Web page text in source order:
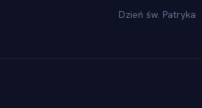
Dzień św. Patryka